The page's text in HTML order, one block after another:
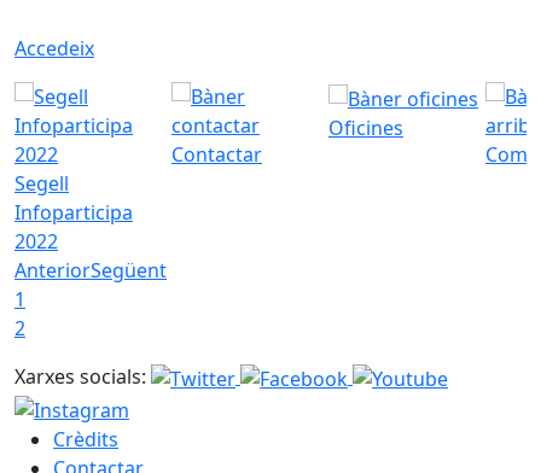
Accedeix
Segell
Infoparticipa
2022
Contactar
Oficines
Com
AnteriorSegüent
1
2
Xarxes socials:
Crèdits